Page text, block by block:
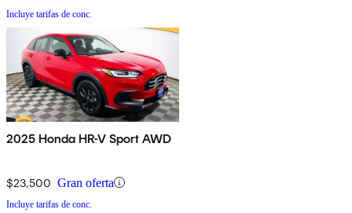
Incluye tarifas de conc.
2025 Honda HR-V Sport AWD
$23,500 Gran oferta
Incluye tarifas de conc.